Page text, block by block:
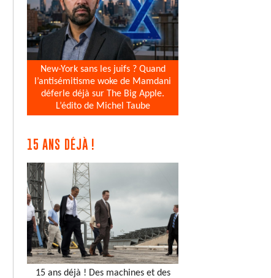
New-York sans les juifs ? Quand
l’antisémitisme woke de Mamdani
déferle déjà sur The Big Apple.
L’édito de Michel Taube
15 ANS DÉJÀ !
15 ans déjà ! Des machines et des